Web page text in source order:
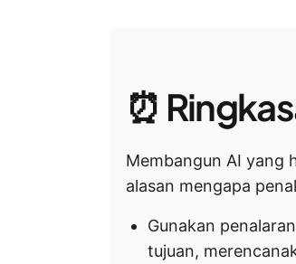
⏰
Membangun AI yang
alasan mengapa
Gunakan
tujuan,